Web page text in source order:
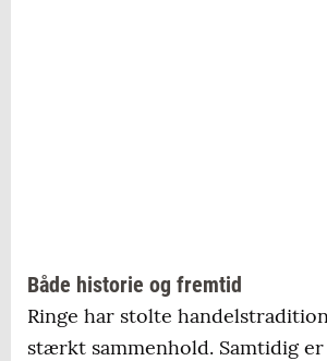
Både historie og fremtid
Ringe har stolte
stærkt sammenhold. Samtidig